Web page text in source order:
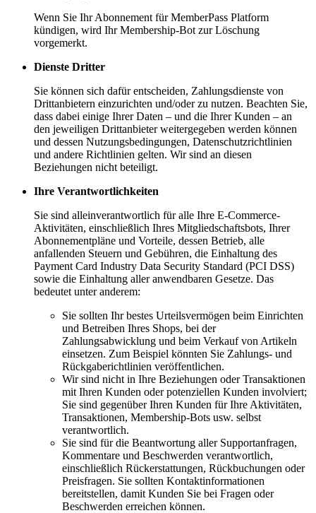
Wenn Sie Ihr Abonnement für MemberPass Platform
kündigen, wird Ihr Membership-Bot zur Löschung
vorgemerkt.
Dienste Dritter
Sie können sich dafür entscheiden, Zahlungsdienste von
Drittanbietern einzurichten und/oder zu nutzen. Beachten Sie,
dass dabei einige Ihrer Daten – und die Ihrer Kunden – an
den jeweiligen Drittanbieter weitergegeben werden können
und dessen Nutzungsbedingungen, Datenschutzrichtlinien
und andere Richtlinien gelten. Wir sind an diesen
Beziehungen nicht beteiligt.
Ihre Verantwortlichkeiten
Sie sind alleinverantwortlich für alle Ihre E-Commerce-
Aktivitäten, einschließlich Ihres Mitgliedschaftsbots, Ihrer
Abonnementpläne und Vorteile, dessen Betrieb, alle
anfallenden Steuern und Gebühren, die Einhaltung des
Payment Card Industry Data Security Standard (PCI DSS)
sowie die Einhaltung aller anwendbaren Gesetze. Das
bedeutet unter anderem:
Sie sollten Ihr bestes Urteilsvermögen beim Einrichten
und Betreiben Ihres Shops, bei der
Zahlungsabwicklung und beim Verkauf von Artikeln
einsetzen. Zum Beispiel könnten Sie Zahlungs- und
Rückgaberichtlinien veröffentlichen.
Wir sind nicht in Ihre Beziehungen oder Transaktionen
mit Ihren Kunden oder potenziellen Kunden involviert;
Sie sind gegenüber Ihren Kunden für Ihre Aktivitäten,
Transaktionen, Membership-Bots usw. selbst
verantwortlich.
Sie sind für die Beantwortung aller Supportanfragen,
Kommentare und Beschwerden verantwortlich,
einschließlich Rückerstattungen, Rückbuchungen oder
Preisfragen. Sie sollten Kontaktinformationen
bereitstellen, damit Kunden Sie bei Fragen oder
Beschwerden erreichen können.